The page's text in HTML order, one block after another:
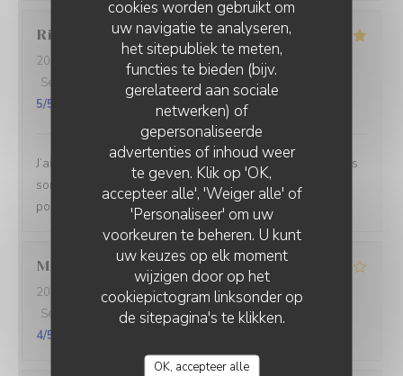
cookies worden gebruikt om
uw navigatie te analyseren,
het sitepubliek te meten,
functies te bieden (bijv.
gerelateerd aan sociale
netwerken) of
gepersonaliseerde
advertenties of inhoud weer
te geven. Klik op 'OK,
accepteer alle', 'Weiger alle' of
'Personaliseer' om uw
voorkeuren te beheren. U kunt
uw keuzes op elk moment
wijzigen door op het
cookiepictogram linksonder op
de sitepagina's te klikken.
OK, accepteer alle
Richard
2026-05-05
- 12:00 - Gasten 2
Service
Atmosfeer : Keuken /5 Kwaliteit / Prijs
5/5
J’ai passé une fois de plus un voyage culinaire , les plats
sont recherchés et excellente, l’équipe est gentille au
possible et à l’écoute Je recommande vivement
Manon
2026-05-02- 20:30 - Gasten 2
Service
Atmosfeer:4/5 Keuken 4/5 Kwaliteit / Prijs
4/5